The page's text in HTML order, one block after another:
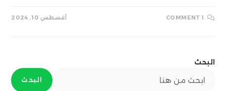
1 COMMENT أغسطس 10, 2024
البحث
البحث